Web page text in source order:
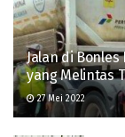
Jalan di
yang Melintas
27 Mei 2022